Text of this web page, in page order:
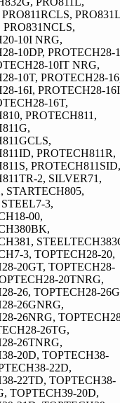
PRO811RCLS,
PRO831NCLS,
10I NRG,
10DP, PROTECH28-
10IT NRG,
10T, PROTECH28-
16I, PROTECH28-16I
16T,
PROTECH811,
PROTECH811R,
PROTECH811SID,
2, SILVER71,
STARTECH805,
3,
00,
3, TOPTECH28-20,
20GT, TOPTECH28-
20TNRG,
26, TOPTECH28-
26GNRG,
26NRG,
26TG,
26TNRG,
20D, TOPTECH38-
22D,
22TD, TOPTECH38-
TOPTECH39-20D,